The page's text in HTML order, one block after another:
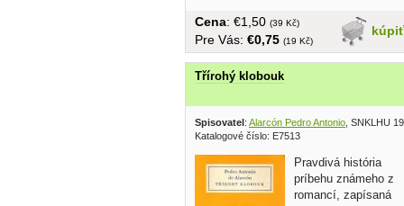
kúpiť
Cena: €1,50 (39 Kč)
Pre Vás: €0,75 (19 Kč)
Třírohý klobouk
Spisovatel: Alarcón Pedro Antonio , SNKLHU
Katalogové číslo: E7513
Pravdivá história
príbehu známeho z
romancí, zapísaná